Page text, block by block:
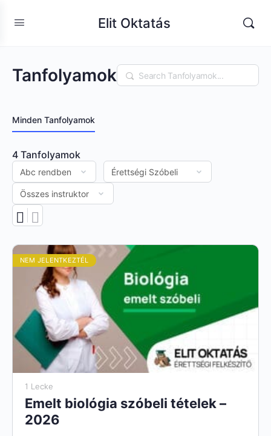
Elit Oktatás
Tanfolyamok Keresés
Minden Tanfolyamok
4 Tanfolyamok
NEM JELENTKEZTÉL
1 Lecke
Emelt biológia szóbeli tételek –
2026